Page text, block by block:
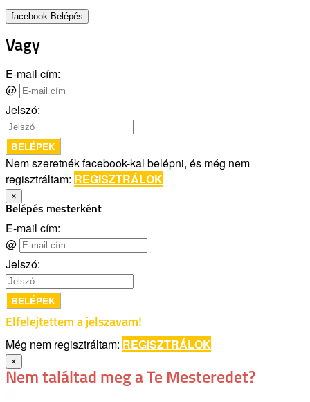
facebook Belépés
Vagy
E-mail cím:
@
Jelszó:
BELÉPEK
Nem szeretnék facebook-kal belépni, és még nem
regisztráltam: REGISZTRÁLOK
×
Belépés mesterként
E-mail cím:
@
Jelszó:
BELÉPEK
Elfelejtettem a jelszavam!
Még nem regisztráltam: REGISZTRÁLOK
×
Nem találtad meg a Te Mesteredet?